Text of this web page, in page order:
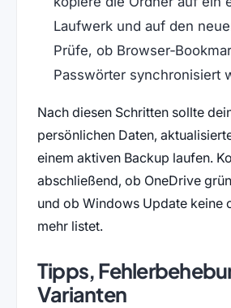
Laufwerk und auf den
Prüfe, ob
Passwörter synchronisiert
Nach diesen Schritten sollte
persönlichen Daten,
einem aktiven Backup laufen.
abschließend, ob OneDrive
und ob Windows Update keine
mehr listet.
Tipps,
Varianten